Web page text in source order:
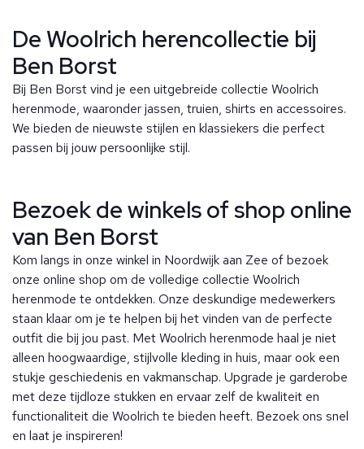
De Woolrich herencollectie bij
Ben Borst
Bij Ben Borst vind je een uitgebreide collectie Woolrich
herenmode, waaronder jassen, truien, shirts en accessoires.
We bieden de nieuwste stijlen en klassiekers die perfect
passen bij jouw persoonlijke stijl.
Bezoek de winkels of shop online
van Ben Borst
Kom langs in onze winkel in Noordwijk aan Zee of bezoek
onze online shop om de volledige collectie Woolrich
herenmode te ontdekken. Onze deskundige medewerkers
staan klaar om je te helpen bij het vinden van de perfecte
outfit die bij jou past. Met Woolrich herenmode haal je niet
alleen hoogwaardige, stijlvolle kleding in huis, maar ook een
stukje geschiedenis en vakmanschap. Upgrade je garderobe
met deze tijdloze stukken en ervaar zelf de kwaliteit en
functionaliteit die Woolrich te bieden heeft. Bezoek ons snel
en laat je inspireren!